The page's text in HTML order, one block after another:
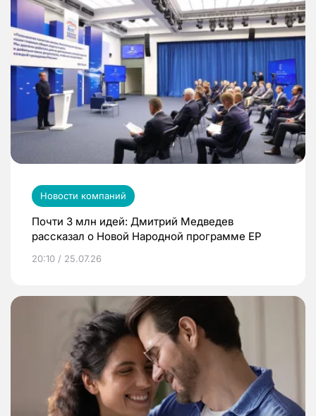
Новости компаний
Почти 3 млн идей: Дмитрий Медведев
рассказал о Новой Народной программе ЕР
20:10 / 25.07.26